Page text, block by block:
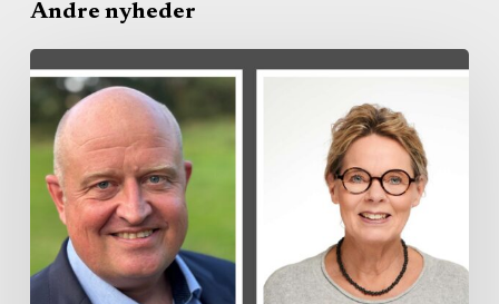
Andre nyheder
Region
køber
privat
kapacitet
branchen
brede